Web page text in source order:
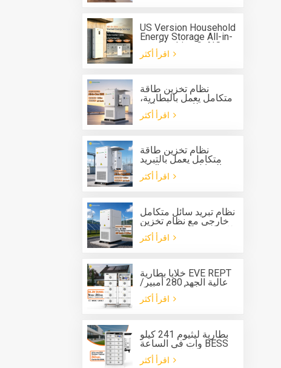
US Version Household
Energy Storage All-in-
one Machine G-AIO-
200-U7.2K
نظام تخزين طاقة
متكامل يعمل بالبطارية،
مزود بنظام تبريد سائل،
للاستخدام الخارجي، من
كيلوواط/ساعة.
نظام تخزين طاقة
متكامل يعمل بالتبريد
السائل، مزود بعاكس
هجين بقدرة 125 كيلوواط
نظام تبريد سائل متكامل
خارجي مع نظام تخزين
طاقة بطارية مدمج بقدرة
125 كيلوواط وسعة 261
خلايا بطارية EVE REPT
عالية الجهد 280 أمبير/
ساعة 314 أمبير/ساعة
نظام بطارية من النوع
بطارية ليثيوم 241 كيلو
وات في الساعة BESS
خزانة الكل في واحد
لنظام تخزين الطاقة